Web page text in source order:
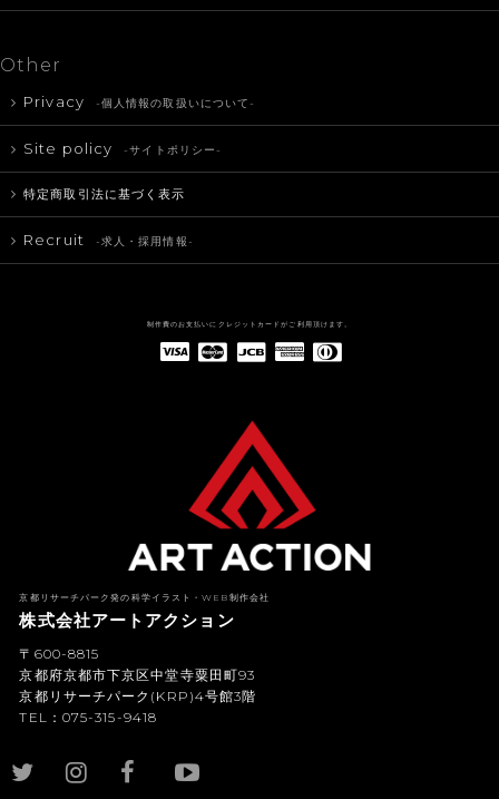
Other
Privacy -個人情報の取扱いについて-
Site policy -サイトポリシー-
特定商取引法に基づく表示
Recruit -求人・採用情報-
制作費のお支払いにクレジットカードがご利用頂けます。
京都リサーチパーク発の科学イラスト・WEB制作会社
株式会社アートアクション
〒600-8815
京都府京都市下京区中堂寺粟田町93
京都リサーチパーク(KRP)4号館3階
TEL：075-315-9418